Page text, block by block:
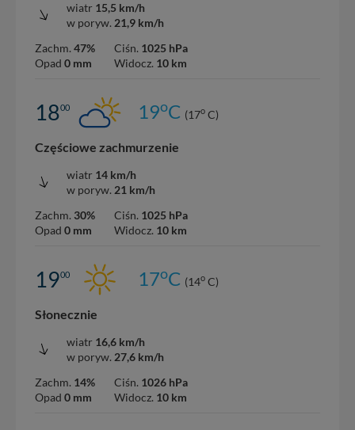
wiatr 15,5 km/h
w poryw. 21,9 km/h
Zachm. 47%
Opad 0 mm
Ciśn. 1025 hPa
Widocz. 10 km
1800 19oC (17o C)
Częściowe zachmurzenie
wiatr 14 km/h
w poryw. 21 km/h
Zachm. 30%
Opad 0 mm
Ciśn. 1025 hPa
Widocz. 10 km
1900 17oC (14o C)
Słonecznie
wiatr 16,6 km/h
w poryw. 27,6 km/h
Zachm. 14%
Opad 0 mm
Ciśn. 1026 hPa
Widocz. 10 km